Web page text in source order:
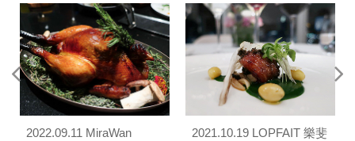
2022.09.11 MiraWan 2021.10.19 LOPFAIT 樂斐